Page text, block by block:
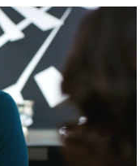
a Kaya: “Tu